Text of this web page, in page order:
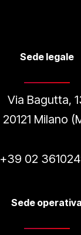
Sede legale
Via Bagutta,
20121 Milano
+39 02
Sede operativa